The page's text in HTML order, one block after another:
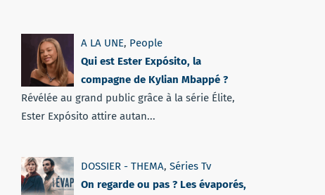
A LA UNE, People
Qui est Ester Expósito, la
compagne de Kylian Mbappé ?
Révélée au grand public grâce à la série Élite,
Ester Expósito attire autan...
DOSSIER - THEMA, Séries Tv
On regarde ou pas ? Les évaporés,